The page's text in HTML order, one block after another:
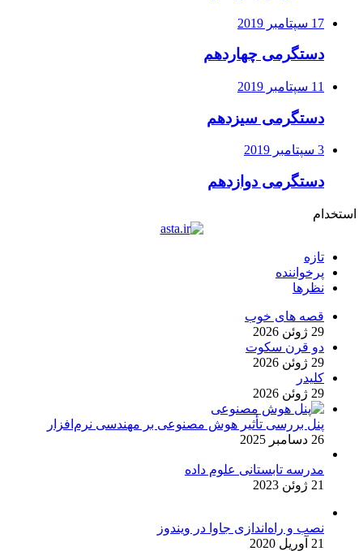
17 سپتامبر 2019
دستگرمی چهاردهم
11 سپتامبر 2019
دستگرمی سیزدهم
3 سپتامبر 2019
دستگرمی دوازدهم
استخدام
تازه
پرخواننده
نظرها
قصه های خوب
29 ژوئن 2026
دو قرن سکوت
29 ژوئن 2026
کلیدر
29 ژوئن 2026
پنل بررسی تأثیر هوش مصنوعی بر مهندسی نرم‌افزار
26 دسامبر 2025
مدرسه تابستانی علوم داده
21 ژوئن 2023
نصب و راه‌اندازی جاوا در ویندوز
21 آوریل 2020